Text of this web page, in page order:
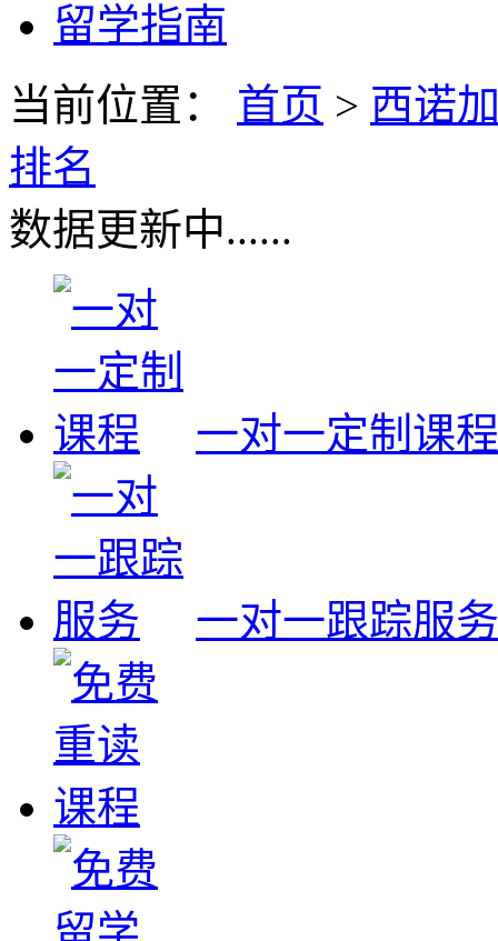
留学指南
当前位置：
首页 > 西诺
排名
数据更新中......
一对一定制课程
一对一跟踪服务